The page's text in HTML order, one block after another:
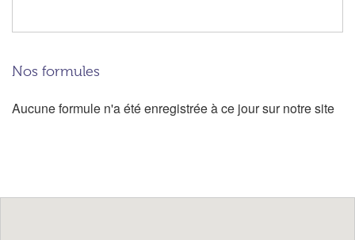
Nos formules
Aucune formule n'a été enregistrée à ce jour sur notre site